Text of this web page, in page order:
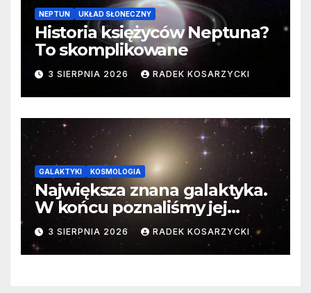
NEPTUN UKŁAD SŁONECZNY
Historia księżyców Neptuna?
To skomplikowane
3 SIERPNIA 2026 RADEK KOSARZYCKI
GALAKTYKI KOSMOLOGIA
Największa znana galaktyka.
W końcu poznaliśmy jej
faktyczne wymiary
3 SIERPNIA 2026 RADEK KOSARZYCKI